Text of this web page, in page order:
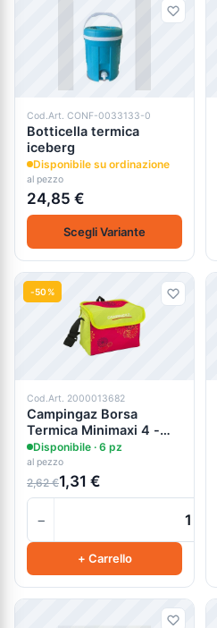
Cod.Art. CONF-0033133-0
Botticella termica
iceberg
Disponibile su ordinazione
al pezzo
24,85 €
Scegli Variante
-50%
Cod.Art. 2000013682
Campingaz Borsa
Termica Minimaxi 4 -
Pink Daisy
Disponibile · 6 pz
al pezzo
2,62 €1,31 €
−
+ Carrello